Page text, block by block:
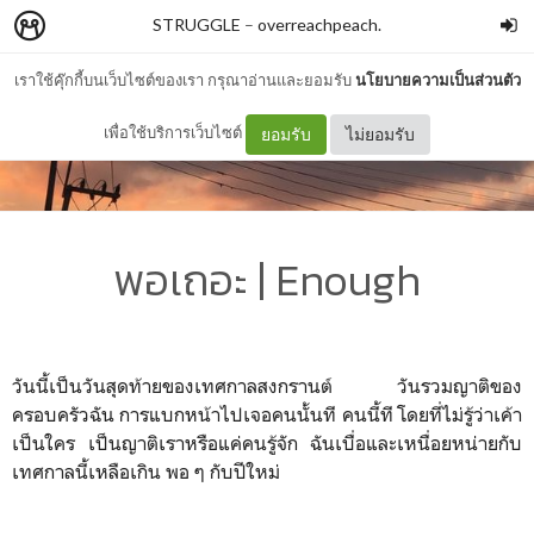
เราใช้คุ๊กกี้บนเว็บไซต์ของเรา กรุณาอ่านและยอมรับนโยบายความเป็นส่วนตัว
เพื่อใช้บริการเว็บไซต์ ยอมรับ ไม่ยอมรับ
STRUGGLE – overreachpeach.
พอเถอะ | Enough
วันนี้เป็นวันสุดท้ายของเทศกาลสงกรานต์ วันรวมญาติของ
ครอบครัวฉัน การแบกหน้าไปเจอคนนั้นที คนนี้ที โดยที่ไม่รู้ว่าเค้า
เป็นใคร เป็นญาติเราหรือแค่คนรู้จัก ฉันเบื่อและเหนื่อยหน่ายกับ
เทศกาลนี้เหลือเกิน พอ ๆ กับปีใหม่